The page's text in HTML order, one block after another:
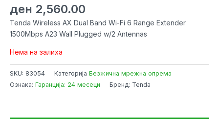
ден 2,560.00
Tenda Wireless AX Dual Band Wi-Fi 6 Range Extender
1500Mbps A23 Wall Plugged w/2 Antennas
Нема на залиха
SKU: 83054 Категорија Безжична мрежна опрема
Ознака: Гаранција: 24 месеци Бренд: Tenda